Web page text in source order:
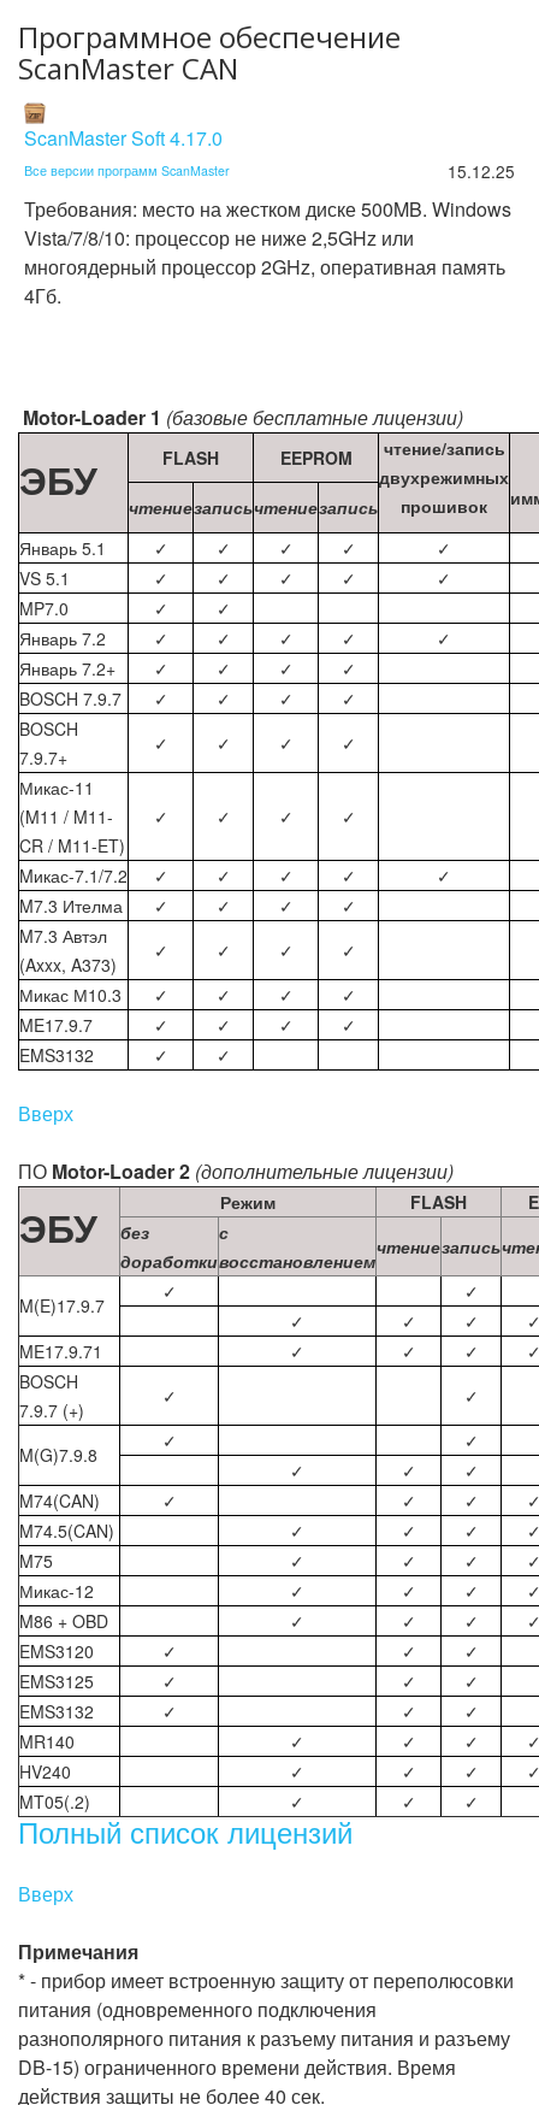
Программное обеспечение
ScanMaster CAN
ScanMaster Soft 4.17.0
15.12.25
Все версии программ ScanMaster
Требования: место на жестком диске 500MB. Windows
Vista/7/8/10: процессор не ниже 2,5GHz или
многоядерный процессор 2GHz, оперативная память
4Гб.
Motor-Loader 1 (базовые бесплатные лицензии)
ЭБУ FLASH EEPROM
чтение/запись
двухрежимных
прошивок
чтениезаписьчтениезапись
Январь 5.1
✓ ✓ ✓ ✓
✓
VS 5.1
✓ ✓ ✓ ✓
✓
MP7.0
✓
✓
Январь 7.2
✓ ✓ ✓ ✓
✓
Январь 7.2+
✓ ✓ ✓
✓
BOSCH 7.9.7
✓ ✓ ✓
✓
BOSCH
7.9.7+
✓ ✓ ✓
✓
Микас-11
(M11 / M11-
CR / M11-ET)
✓ ✓ ✓ ✓
Mикас-7.1/7.2 ✓ ✓ ✓ ✓
✓
M7.3 Ителма
✓ ✓ ✓
✓
M7.3 Автэл
(Axxx, A373)
✓ ✓ ✓
✓
Микас М10.3
✓ ✓ ✓
✓
ME17.9.7
✓ ✓ ✓
✓
EMS3132
✓ ✓
Вверх
ПО Motor-Loader 2 (дополнительные лицензии)
ЭБУ Режим FLASH
без
доработки
с
восстановлением
чтениезапись
M(E)17.9.7
✓
✓
✓
✓ ✓
ME17.9.71
✓ ✓ ✓
BOSCH
7.9.7 (+)
✓ ✓
M(G)7.9.8
✓
✓
✓
✓
✓
M74(CAN)
✓ ✓ ✓
M74.5(CAN)
✓ ✓ ✓
M75
✓ ✓ ✓
Микас-12
✓ ✓ ✓
M86 + OBD
✓ ✓ ✓
EMS3120
✓ ✓
✓
EMS3125
✓ ✓
✓
EMS3132
✓ ✓
✓
MR140
✓ ✓ ✓
HV240
✓ ✓ ✓
MT05(.2)
✓ ✓ ✓
Полный список лицензий
Вверх
Примечания
* - прибор имеет встроенную защиту от переполюсовки
питания (одновременного подключения
разнополярного питания к разъему питания и разъему
DB-15) ограниченного времени действия. Время
действия защиты не более 40 сек.